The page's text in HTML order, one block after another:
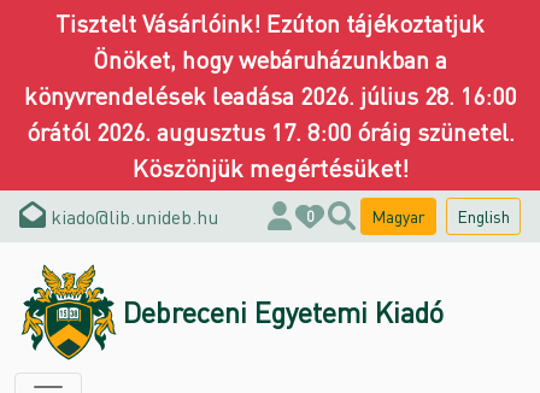
Tisztelt Vásárlóink! Ezúton tájékoztatjuk
Önöket, hogy webáruházunkban a
könyvrendelések leadása 2026. július 28. 16:00
órától 2026. augusztus 17. 8:00 óráig szünetel.
Köszönjük megértésüket!
kiado@lib.unideb.hu 0 Magyar English
Debreceni Egyetemi Kiadó